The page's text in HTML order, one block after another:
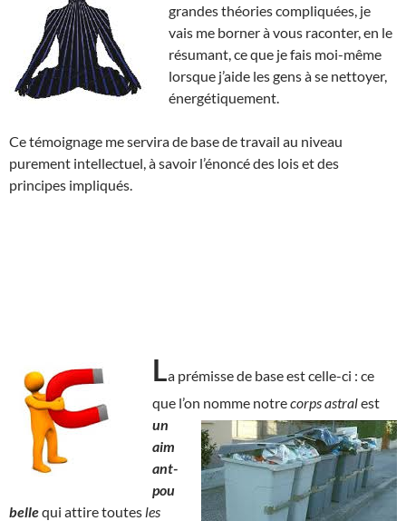
grandes théories compliquées, je
vais me borner à vous raconter, en le
résumant, ce que je fais moi-même
lorsque j’aide les gens à se nettoyer,
énergétiquement.
Ce témoignage me servira de base de travail au niveau
purement intellectuel, à savoir l’énoncé des lois et des
principes impliqués.
La prémisse de base est celle-ci : ce
que l’on nomme notrecorps astralest
un
aim
ant-
pou
bellequi attire toutes les